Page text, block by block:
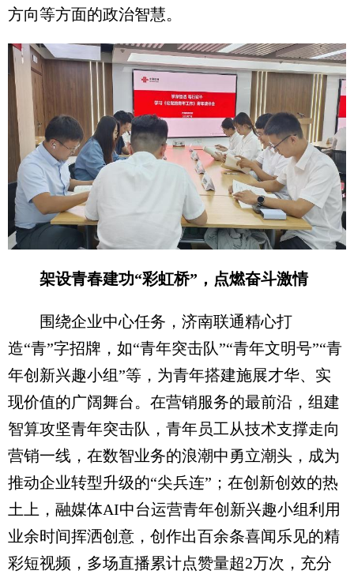
方向等方面的政治智慧。
架设青春建功“彩虹桥”，点燃奋斗激情
围绕企业中心任务，济南联通精心打
造“青”字招牌，如“青年突击队”“青年文明号”“青
年创新兴趣小组”等，为青年搭建施展才华、实
现价值的广阔舞台。在营销服务的最前沿，组建
智算攻坚青年突击队，青年员工从技术支撑走向
营销一线，在数智业务的浪潮中勇立潮头，成为
推动企业转型升级的“尖兵连”；在创新创效的热
土上，融媒体AI中台运营青年创新兴趣小组利用
业余时间挥洒创意，创作出百余条喜闻乐见的精
彩短视频，多场直播累计点赞量超2万次，充分